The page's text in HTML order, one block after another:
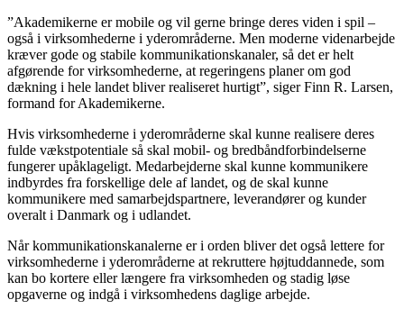
”Akademikerne er mobile og vil gerne bringe deres viden i spil –
også i virksomhederne i yderområderne. Men moderne videnarbejde
kræver gode og stabile kommunikationskanaler, så det er helt
afgørende for virksomhederne, at regeringens planer om god
dækning i hele landet bliver realiseret hurtigt”, siger Finn R. Larsen,
formand for Akademikerne.
Hvis virksomhederne i yderområderne skal kunne realisere deres
fulde vækstpotentiale så skal mobil- og bredbåndforbindelserne
fungerer upåklageligt. Medarbejderne skal kunne kommunikere
indbyrdes fra forskellige dele af landet, og de skal kunne
kommunikere med samarbejdspartnere, leverandører og kunder
overalt i Danmark og i udlandet.
Når kommunikationskanalerne er i orden bliver det også lettere for
virksomhederne i yderområderne at rekruttere højtuddannede, som
kan bo kortere eller længere fra virksomheden og stadig løse
opgaverne og indgå i virksomhedens daglige arbejde.